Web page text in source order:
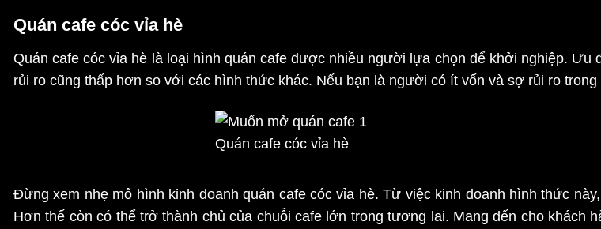
Quán cafe cóc vỉa hè
Quán cafe cóc vỉa hè là loại hình quán cafe được nhiều người lựa chọn để khởi nghiệp.
rủi ro cũng thấp hơn so với các hình thức khác. Nếu bạn là người có ít vốn và sợ rủi ro
Quán cafe cóc vỉa hè
Đừng xem nhẹ mô hình kinh doanh quán cafe cóc vỉa hè. Từ việc kinh doanh hình thức
Hơn thế còn có thể trở thành chủ của chuỗi cafe lớn trong tương lai. Mang đến cho